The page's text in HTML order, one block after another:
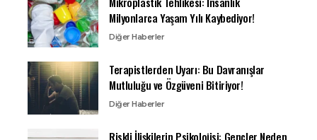
Milyonlarca Yaşam Yılı Kaybediyor!
Diğer Haberler
Terapistlerden Uyarı: Bu Davranışlar
Mutluluğu ve Özgüveni Bitiriyor!
Diğer Haberler
Riskli İlişkilerin Psikolojisi: Gençler Neden